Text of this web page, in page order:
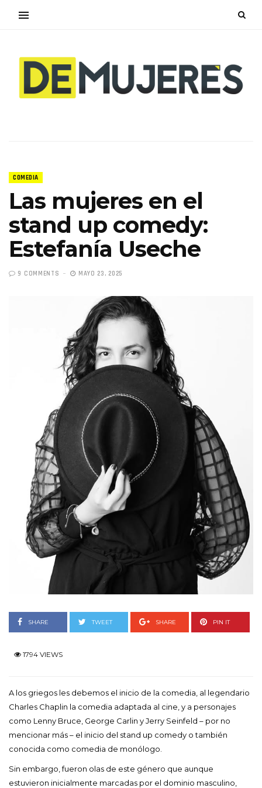
COMEDIA
Las mujeres en el
stand up comedy:
Estefanía Useche
9 COMMENTS MAYO 23, 2025
SHARE TWEET SHARE PIN IT
1794 VIEWS
A los griegos les debemos el inicio de la comedia, al legendario
Charles Chaplin la comedia adaptada al cine, y a personajes
como Lenny Bruce, George Carlin y Jerry Seinfeld – por no
mencionar más – el inicio del stand up comedy o también
conocida como comedia de monólogo.
Sin embargo, fueron olas de este género que aunque
estuvieron inicialmente marcadas por el dominio masculino,